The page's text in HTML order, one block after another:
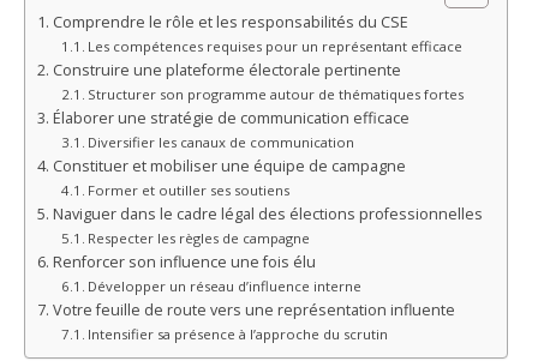
Comprendre le rôle et les responsabilités du CSE
Les compétences requises pour un représentant efficace
Construire une plateforme électorale pertinente
Structurer son programme autour de thématiques fortes
Élaborer une stratégie de communication efficace
Diversifier les canaux de communication
Constituer et mobiliser une équipe de campagne
Former et outiller ses soutiens
Naviguer dans le cadre légal des élections professionnelles
Respecter les règles de campagne
Renforcer son influence une fois élu
Développer un réseau d’influence interne
Votre feuille de route vers une représentation influente
Intensifier sa présence à l’approche du scrutin